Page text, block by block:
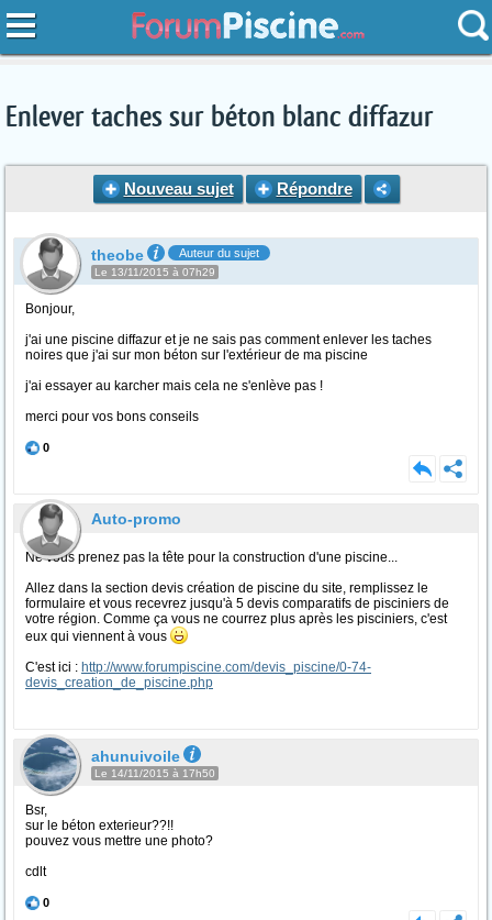
Enlever taches sur béton blanc diffazur
Nouveau sujet Répondre
theobe Auteur du sujet
Le 13/11/2015 à 07h29
Bonjour,
j'ai une piscine diffazur et je ne sais pas comment enlever les taches
noires que j'ai sur mon béton sur l'extérieur de ma piscine
j'ai essayer au karcher mais cela ne s'enlève pas !
merci pour vos bons conseils
0
Auto-promo
Ne vous prenez pas la tête pour la construction d'une piscine...
Allez dans la section devis création de piscine du site, remplissez le
formulaire et vous recevrez jusqu'à 5 devis comparatifs de pisciniers de
votre région. Comme ça vous ne courrez plus après les pisciniers, c'est
eux qui viennent à vous
C'est ici : http://www.forumpiscine.com/devis_piscine/0-74-
devis_creation_de_piscine.php
ahunuivoile
Le 14/11/2015 à 17h50
Bsr,
sur le béton exterieur??!!
pouvez vous mettre une photo?
cdlt
0